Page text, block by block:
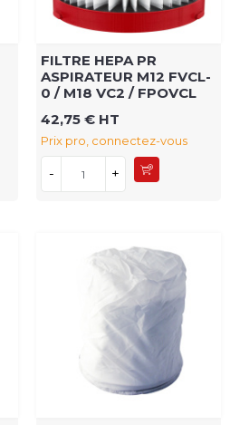
FILTRE HEPA PR
ASPIRATEUR M12 FVCL-
0 / M18 VC2 / FPOVCL
42,75 € HT
Prix pro, connectez-vous
- +